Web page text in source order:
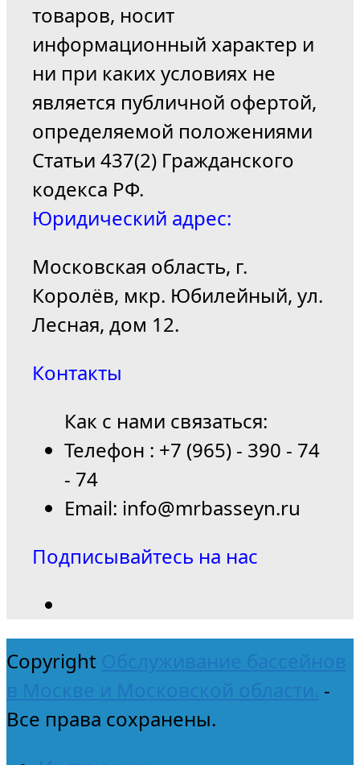
товаров, носит
информационный характер и
ни при каких условиях не
является публичной офертой,
определяемой положениями
Статьи 437(2) Гражданского
кодекса РФ.
Юридический адрес:
Московская область, г.
Королёв, мкр. Юбилейный, ул.
Лесная, дом 12.
Контакты
Как с нами связаться:
Телефон : +7 (965) - 390 - 74
- 74
Email: info@mrbasseyn.ru
Подписывайтесь на нас
Copyright Обслуживание бассейнов
в Москве и Московской области. -
Все права сохранены.